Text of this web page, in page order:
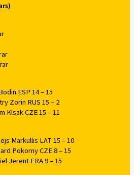
ESP 14 – 15
Zorin RUS 15 – 2
Klsak CZE 15 – 11
Markullis LAT 15 – 10
Pokorny CZE 8 – 15
Jerent FRA 9 – 15